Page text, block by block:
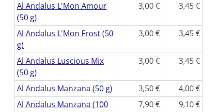
Al Andalus L'Mon Amour
(50 g)
3,00 3,45
Al Andalus L'Mon Frost (50
g)
3,00 3,45
Al Andalus Luscious Mix
(50 g)
3,00 3,45
Al Andalus Manzana (50 g) 3,50
4,00
Al Andalus Manzana (100
7,90 9,10